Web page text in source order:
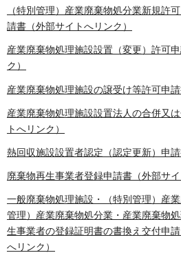
（特別管理）産業廃棄物処分業新規許
請書（外部サイトへリンク）
産業廃棄物処理施設設置（変更）許可
ク）
産業廃棄物処理施設の譲受け等許可申
産業廃棄物処理施設設置法人の合併又
トへリンク）
熱回収施設設置者認定（認定更新）申
廃棄物再生事業者登録申請書（外部サイ
一般廃棄物処理施設・（特別管理）産
管理）産業廃棄物処分業・産業廃棄物
生事業者の登録証明書の書換え交付申
へリンク）